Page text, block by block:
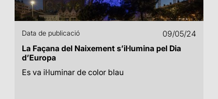
Data de publicació
09/05/24
La Façana del Naixement s’il·lumina pel Dia
d’Europa
Es va il·luminar de color blau